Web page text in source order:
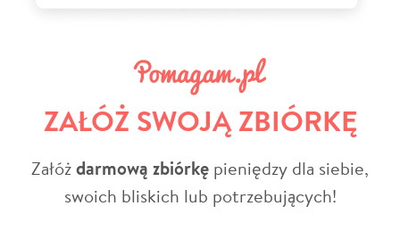
ZAŁÓŻ SWOJĄ ZBIÓRKĘ
Załóżdarmową zbiórkę pieniędzy dla siebie,
swoich bliskich lub potrzebujących!